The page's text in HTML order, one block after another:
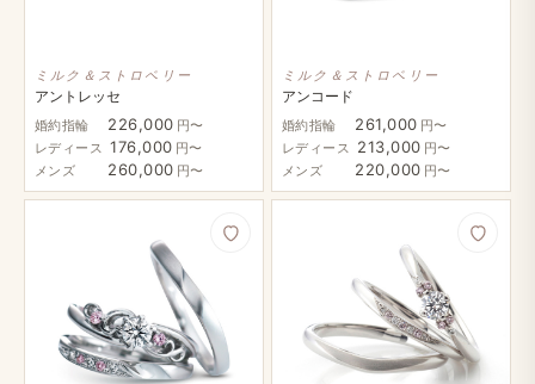
ミルク＆ストロベリー
アントレッセ
婚約指輪
226,000 円〜
レディース 176,000 円〜
メンズ
260,000 円〜
ミルク＆ストロベリー
アンコード
婚約指輪
261,000 円〜
レディース 213,000 円〜
メンズ
220,000 円〜